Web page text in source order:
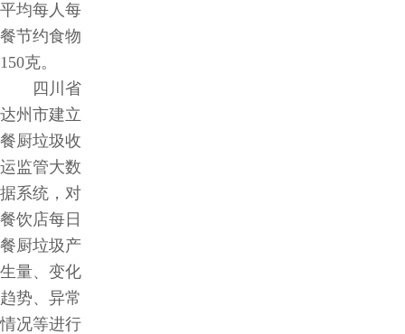
平均每人每
餐节约食物
150克。
四川省
达州市建立
餐厨垃圾收
运监管大数
据系统，对
餐饮店每日
餐厨垃圾产
生量、变化
趋势、异常
情况等进行